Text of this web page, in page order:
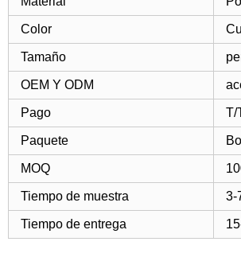
Color
Tamaño
OEM Y ODM
Pago T/
Paquete
MOQ
Tiempo de muestra 3-
Tiempo de entrega